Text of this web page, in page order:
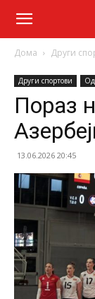
Дома Други
Други спортови
Пораз
13.06.2026 20:45